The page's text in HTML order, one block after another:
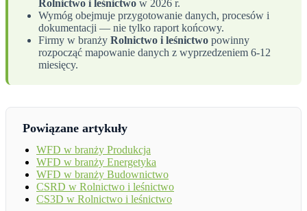
Rolnictwo i leśnictwo w 2026 r.
Wymóg obejmuje przygotowanie danych, procesów i
dokumentacji — nie tylko raport końcowy.
Firmy w branży Rolnictwo i leśnictwo powinny
rozpocząć mapowanie danych z wyprzedzeniem 6-12
miesięcy.
Powiązane artykuły
WFD w branży Produkcja
WFD w branży Energetyka
WFD w branży Budownictwo
CSRD w Rolnictwo i leśnictwo
CS3D w Rolnictwo i leśnictwo